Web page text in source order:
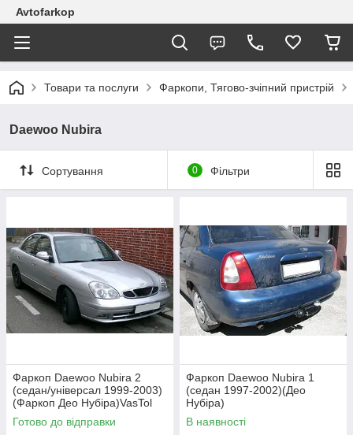
Avtofarkop
Товари та послуги Фаркопи, Тягово-зчіпний пристрій
Daewoo Nubira
Сортування 0 Фільтри
Фаркоп Daewoo Nubira 2
(седан/універсал 1999-2003)
(Фаркоп Део Нубіра)VasTol
Готово до відправки
Фаркоп Daewoo Nubira 1
(седан 1997-2002)(Део
Нубіра)
В наявності